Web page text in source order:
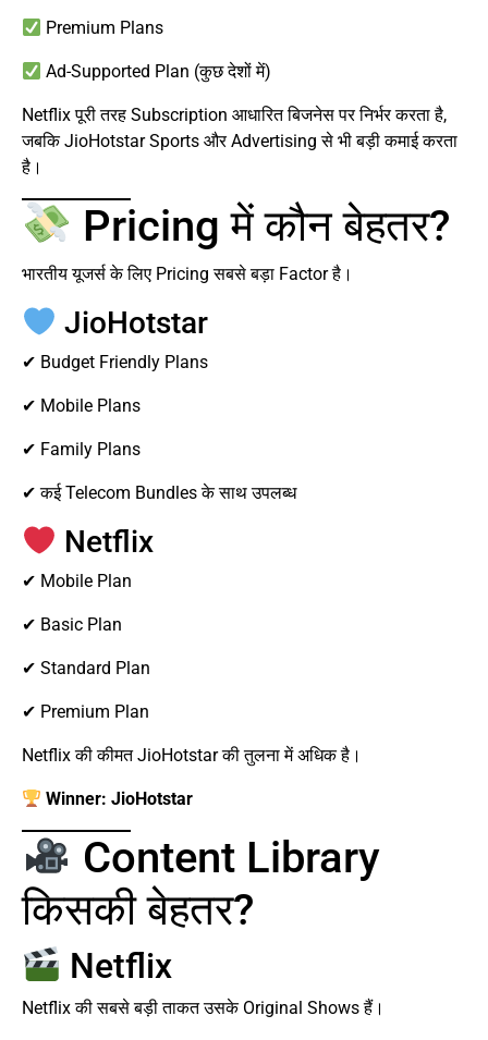
Premium Plans
Ad-Supported Plan (कुछ देशों में)
Netflix पूरी तरह Subscription आधारित बिजनेस पर निर्भर करता है,
जबकि JioHotstar Sports और Advertising से भी बड़ी कमाई करता
है।
Pricing में कौन बेहतर?
भारतीय यूजर्स के लिए Pricing सबसे बड़ा Factor है।
JioHotstar
✔ Budget Friendly Plans
✔ Mobile Plans
✔ Family Plans
✔ कई Telecom Bundles के साथ उपलब्ध
Netflix
✔ Mobile Plan
✔ Basic Plan
✔ Standard Plan
✔ Premium Plan
Netflix की कीमत JioHotstar की तुलना में अधिक है।
Winner: JioHotstar
Content Library
किसकी बेहतर?
Netflix
Netflix की सबसे बड़ी ताकत उसके Original Shows हैं।